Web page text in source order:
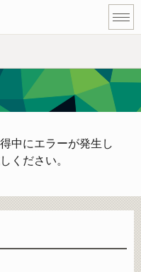
中にエラーが発生し
ください。